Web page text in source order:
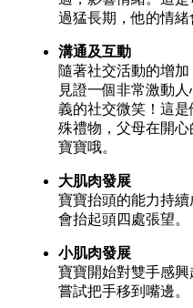
過猛長期，他的情緒
溝通及互動
隨著社交活動的增
見證一個非常激動
義的社交微笑！這
殊禮物，父母在開
寶寶哦。
大肌肉發展
寶寶抬頭的能力持
會抬起頭四處張望。
小肌肉發展
寶寶開始對雙手感
嘗試把手移到嘴邊。‍